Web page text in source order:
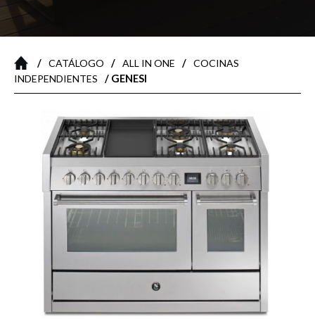
/ CATÁLOGO / ALL IN ONE / COCINAS
INDEPENDIENTES
/ GENESI